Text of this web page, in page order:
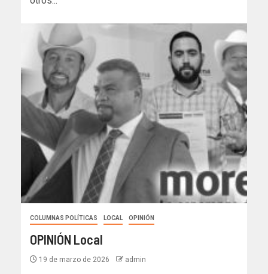
COLUMNAS POLÍTICAS LOCAL OPINIÓN
OPINIÓN Local
19 de marzo de 2026 admin